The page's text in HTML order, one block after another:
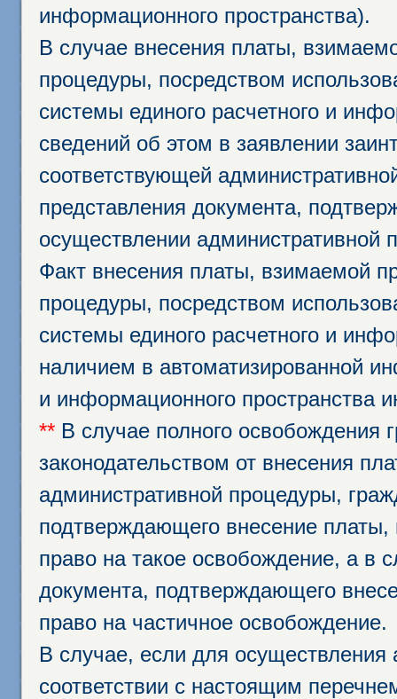
информационного пространства).
В случае внесения платы,
процедуры, посредством
системы единого расчетного и
сведений об этом в заявлении
соответствующей
представления документа,
осуществлении административной
Факт внесения платы, взимаемой
процедуры, посредством
системы единого расчетного и
наличием в автоматизированной
и информационного пространства
** В случае полного освобождения
законодательством от внесения
административной процедуры,
подтверждающего внесение
право на такое освобождение, а в
документа, подтверждающего
право на частичное освобождение.
В случае, если для осуществления
соответствии с настоящим